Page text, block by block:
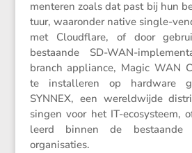
men­teren zoals dat past bij hun
tuur, waaronder native single-
met Cloud­flare, of door
bestaande SD-WAN-
branch appli­ance, Magic WAN
te instal­leren op hardware
SYNNEX, een wereld­wijde
singen voor het IT-ecosys­teem,
leerd binnen de bestaande
organisaties.